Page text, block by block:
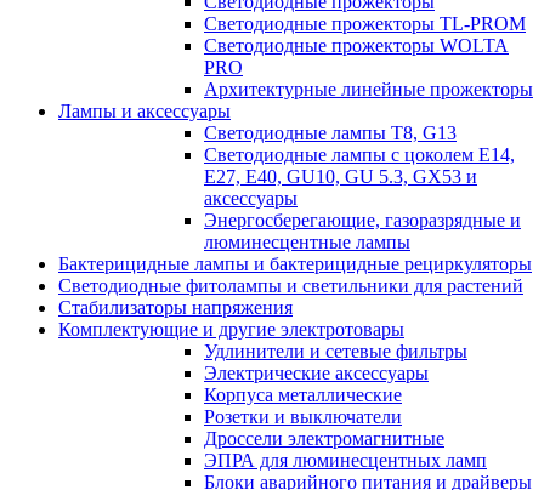
Светодиодные прожекторы TL-PROM
Светодиодные прожекторы WOLTA
PRO
Архитектурные линейные прожекторы
Лампы и аксессуары
Светодиодные лампы Т8, G13
Светодиодные лампы с цоколем Е14,
Е27, E40, GU10, GU 5.3, GX53 и
аксессуары
Энергосберегающие, газоразрядные и
люминесцентные лампы
Бактерицидные лампы и бактерицидные рециркуляторы
Светодиодные фитолампы и светильники для растений
Стабилизаторы напряжения
Комплектующие и другие электротовары
Удлинители и сетевые фильтры
Электрические аксессуары
Корпуса металлические
Розетки и выключатели
Дроссели электромагнитные
ЭПРА для люминесцентных ламп
Блоки аварийного питания и драйверы